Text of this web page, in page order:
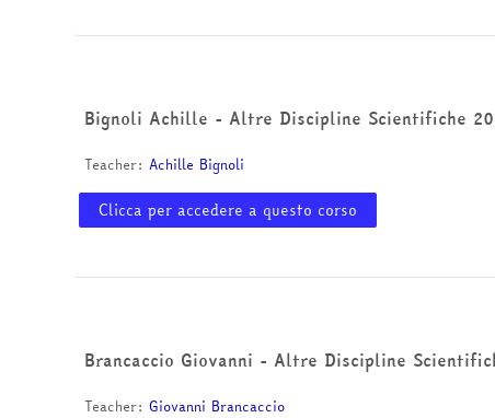
Bignoli Achille - Altre Discipline Scientifiche
Teacher:Achille Bignoli
Clicca per accedere a questo corso
Brancaccio Giovanni - Altre Discipline
Teacher:Giovanni Brancaccio